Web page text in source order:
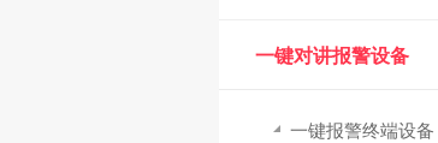
一键对讲报警设备
一键报警终端设备